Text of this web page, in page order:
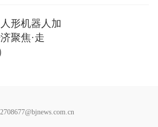
形机器人加
聚焦·走